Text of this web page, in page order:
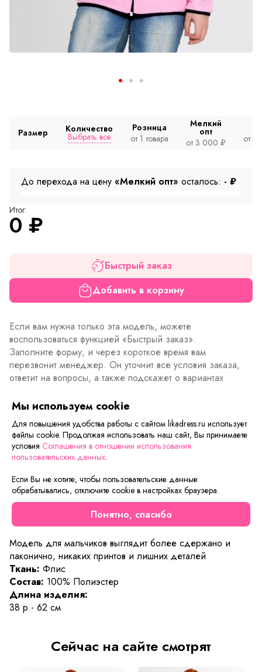
Размер Количество
Выбрать все
Розница
от 1 товара
Мелкий
опт
от 3 000 ₽
от
До перехода на цену «Мелкий опт» осталось: - ₽
Итог:
0 ₽
Быстрый заказ
Добавить в корзину
Если вам нужна только эта модель, можете
воспользоваться функцией «Быстрый заказ».
Заполните форму, и через короткое время вам
перезвонит менеджер. Он уточнит все условия заказа,
ответит на вопросы, а также подскажет о вариантах
Описание товараХарактеристики товараОтзывы
зимнего периода. Модель выполнена в нескольких
цветовых решениях. Однотонное основание разбавлено
ненавязчивыми контрастными звездочками на груди.
Отделка основных деталей выполнена темно синим,
небольшие карманы помогут спрятать ручки от ветра.
Модель для мальчиков выглядит более сдержано и
лаконично, никаких принтов и лишних деталей
Ткань: Флис
Состав: 100% Полиэстер
Длина изделия:
38 р - 62 см
Сейчас на сайте смотрят
Мы используем cookie
Для повышения удобства работы с сайтом likadress.ru использует
файлы cookie. Продолжая использовать наш сайт, Вы принимаете
условия Соглашения в отношении использования
пользовательских данных.
Если Вы не хотите, чтобы пользовательские данные
обрабатывались, отключите cookie в настройках браузера.
Понятно, спасибо